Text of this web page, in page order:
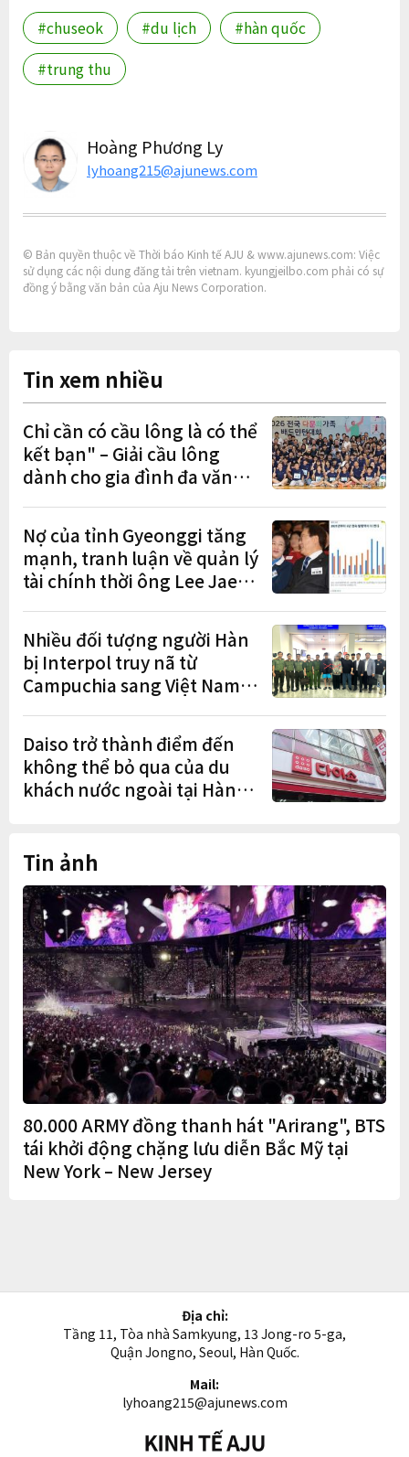
#chuseok #du lịch
#hàn quốc
#trung thu
Hoàng Phương Ly
lyhoang215@ajunews.com
© Bản quyền thuộc về Thời báo Kinh tế AJU & www.ajunews.com: Việc
sử dụng các nội dung đăng tải trên vietnam. kyungjeilbo.com phải có sự
đồng ý bằng văn bản của Aju News Corporation.
Tin xem nhiều
Chỉ cần có cầu lông là có thể
kết bạn" – Giải cầu lông
dành cho gia đình đa văn
Nợ của tỉnh Gyeonggi tăng
mạnh, tranh luận về quản lý
tài chính thời ông Lee Jae-
Nhiều đối tượng người Hàn
bị Interpol truy nã từ
Campuchia sang Việt Nam
Daiso trở thành điểm đến
không thể bỏ qua của du
khách nước ngoài tại Hàn
Tin ảnh
80.000 ARMY đồng thanh hát "Arirang", BTS
tái khởi động chặng lưu diễn Bắc Mỹ tại
New York – New Jersey
Địa chỉ:
Tầng 11, Tòa nhà Samkyung, 13 Jong-ro 5-ga,
Quận Jongno, Seoul, Hàn Quốc.
Mail:
lyhoang215@ajunews.com
Kinh